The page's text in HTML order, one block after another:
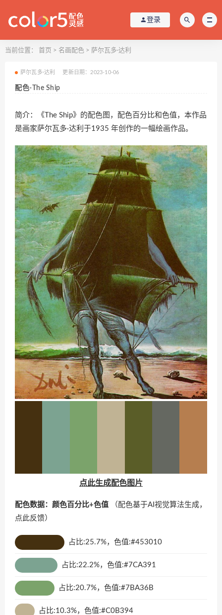
登录
当前位置： 首页 > 名画配色 > 萨尔瓦多·达利
萨尔瓦多·达利 更新日期：2023-10-06
配色-The Ship
简介：《The Ship》的配色图，配色百分比和色值，本作品
是画家萨尔瓦多·达利于1935 年创作的一幅绘画作品。
点此生成配色图片
配色数据：颜色百分比+色值 （配色基于AI视觉算法生成，
点此反馈）
占比:25.7%，色值:#453010
占比:22.2%，色值:#7CA391
占比:20.7%，色值:#7BA36B
占比:10.3%，色值:#C0B394